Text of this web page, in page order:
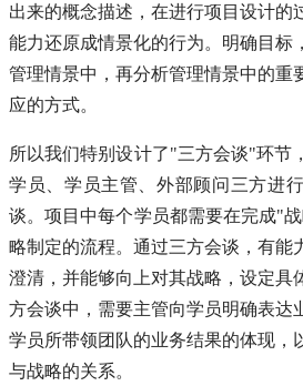
出来的概念描述，在进行项目设计的
能力还原成情景化的行为。明确目标
管理情景中，再分析管理情景中的重
应的方式。
所以我们特别设计了"三方会谈"环节
学员、学员主管、外部顾问三方进
谈。项目中每个学员都需要在完成"
略制定的流程。通过三方会谈，有能
澄清，并能够向上对其战略，设定具
方会谈中，需要主管向学员明确表达
学员所带领团队的业务结果的体现，
与战略的关系。